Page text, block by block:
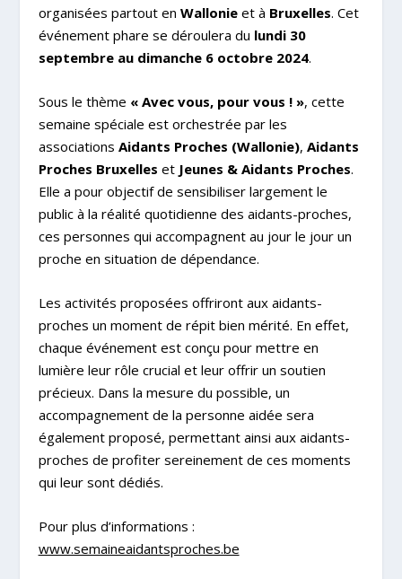
organisées partout en Wallonieet à Bruxelles. Cet
événement phare se déroulera du lundi 30
septembre au dimanche 6 octobre 2024.
Sous le thème « Avec vous, pour vous ! », cette
semaine spéciale est orchestrée par les
associations Aidants Proches (Wallonie), Aidants
Proches Bruxelles et Jeunes & Aidants Proches.
Elle a pour objectif de sensibiliser largement le
public à la réalité quotidienne des aidants-proches,
ces personnes qui accompagnent au jour le jour un
proche en situation de dépendance.
Les activités proposées offriront aux aidants-
proches un moment de répit bien mérité. En effet,
chaque événement est conçu pour mettre en
lumière leur rôle crucial et leur offrir un soutien
précieux. Dans la mesure du possible, un
accompagnement de la personne aidée sera
également proposé, permettant ainsi aux aidants-
proches de profiter sereinement de ces moments
qui leur sont dédiés.
Pour plus d’informations :
www.semaineaidantsproches.be